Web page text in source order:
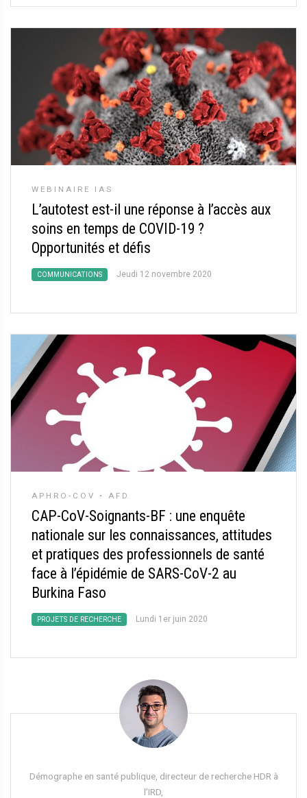
WEBINAIRE IAS
L’autotest est-il une réponse à l’accès aux
soins en temps de COVID-19 ?
Opportunités et défis
COMMUNICATIONS Jeudi 12 novembre 2020
APHRO-COV • AFD
CAP-CoV-Soignants-BF : une enquête
nationale sur les connaissances, attitudes
et pratiques des professionnels de santé
face à l’épidémie de SARS-CoV-2 au
Burkina Faso
PROJETS DE RECHERCHE Lundi 1er juin 2020
Démographe en santé publique, directeur de recherche HDR à
l’IRD,